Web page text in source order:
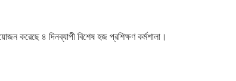
করেছে ৪ দিনব্যাপী বিশেষ হজ প্রশিক্ষণ কর্মশালা।